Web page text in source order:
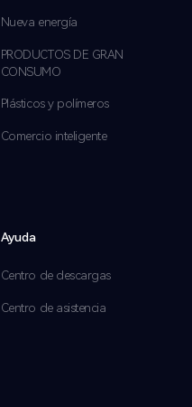
Nueva energía
PRODUCTOS DE GRAN
CONSUMO
Plásticos y polímeros
Comercio inteligente
Ayuda
Centro de descargas
Centro de asistencia